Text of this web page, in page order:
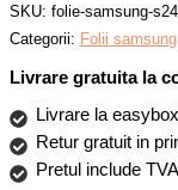
SKU: folie-samsung-
Categorii: Folii samsung
Livrare gratuita la
Livrare la
Retur gratuit in
Pretul include TVA